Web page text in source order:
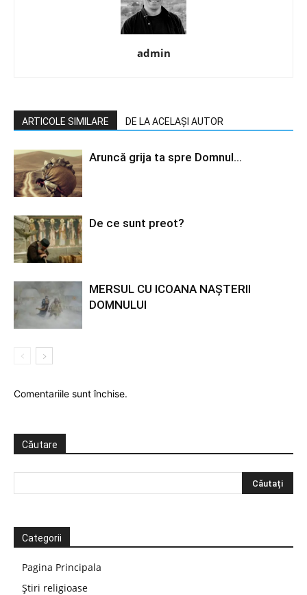
admin
ARTICOLE SIMILARE DE LA ACELAȘI AUTOR
Aruncă grija ta spre Domnul…
De ce sunt preot?
MERSUL CU ICOANA NAȘTERII
DOMNULUI
Comentariile sunt închise.
Căutare
Categorii
Pagina Principala
Știri religioase